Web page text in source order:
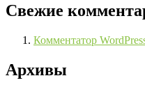
Свежие
Комментатор
Архивы